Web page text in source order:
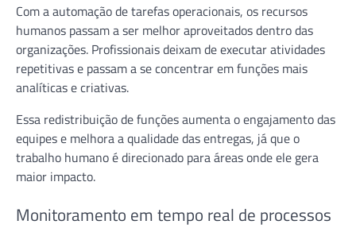
Com a automação de tarefas operacionais, os recursos
humanos passam a ser melhor aproveitados dentro das
organizações. Profissionais deixam de executar atividades
repetitivas e passam a se concentrar em funções mais
analíticas e criativas.
Essa redistribuição de funções aumenta o engajamento das
equipes e melhora a qualidade das entregas, já que o
trabalho humano é direcionado para áreas onde ele gera
maior impacto.
Monitoramento em tempo real de processos